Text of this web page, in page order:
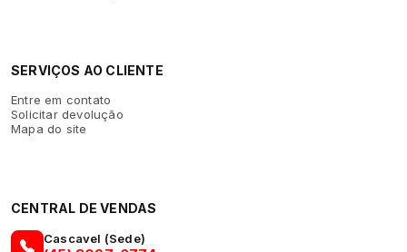
SERVIÇOS AO CLIENTE
Entre em contato
Solicitar devolução
Mapa do site
CENTRAL DE VENDAS
Cascavel (Sede)